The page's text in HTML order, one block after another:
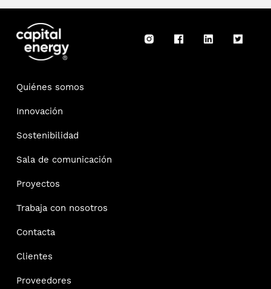
Quiénes somos
Innovación
Sostenibilidad
Sala de comunicación
Proyectos
Trabaja con nosotros
Contacta
Clientes
Proveedores